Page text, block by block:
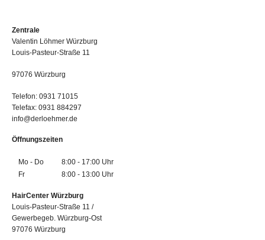
Zentrale
Valentin Löhmer Würzburg
Louis-Pasteur-Straße 11
97076 Würzburg
Telefon: 0931 71015
Telefax: 0931 884297
info@derloehmer.de
Öffnungszeiten
Mo - Do
8:00 - 17:00 Uhr
Fr
8:00 - 13:00 Uhr
HairCenter Würzburg
Louis-Pasteur-Straße 11 /
Gewerbegeb. Würzburg-Ost
97076 Würzburg